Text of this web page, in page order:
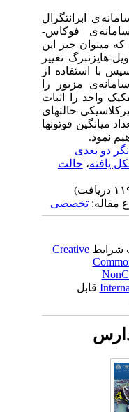
ی ابرانتگرال
یفوکاس-
می‏توان جبر این
تغییر
استفاده از
مزبور را
واحد را اثبات
حالت‏های
فوتون‏ها
نمود.
دو بعدی
یافته،حالت
تخصصی
شرایطCreative
قابل